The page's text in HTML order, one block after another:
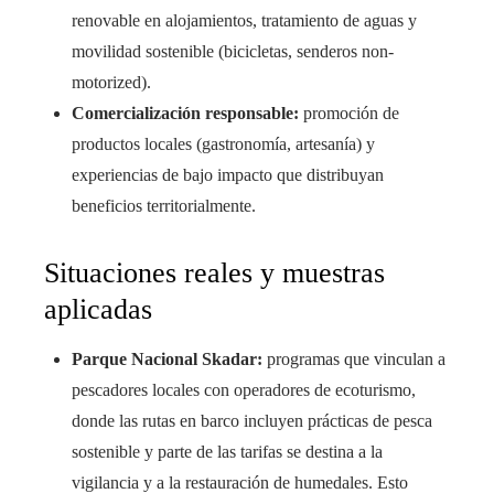
renovable en alojamientos, tratamiento de aguas y
movilidad sostenible (bicicletas, senderos non-
motorized).
Comercialización responsable: promoción de
productos locales (gastronomía, artesanía) y
experiencias de bajo impacto que distribuyan
beneficios territorialmente.
Situaciones reales y muestras
aplicadas
Parque Nacional Skadar: programas que vinculan a
pescadores locales con operadores de ecoturismo,
donde las rutas en barco incluyen prácticas de pesca
sostenible y parte de las tarifas se destina a la
vigilancia y a la restauración de humedales. Esto